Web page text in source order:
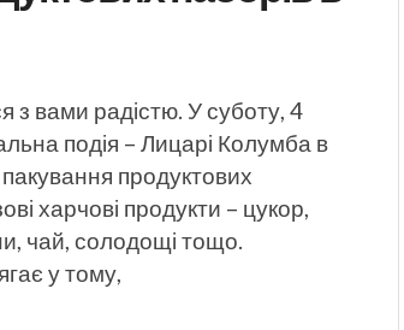
з вами радістю. У суботу, 4
подія – Лицарі Колумба в
продуктових
харчові продукти – цукор,
чай, солодощі тощо.
у тому,